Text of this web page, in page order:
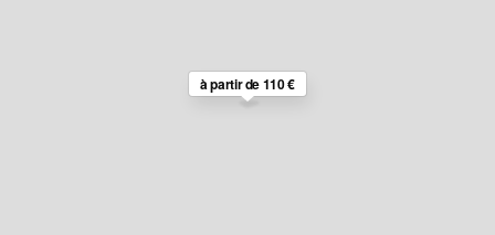
à partir de 110 €